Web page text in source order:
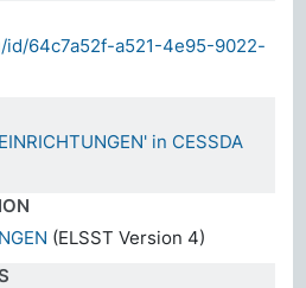
id/64c7a52f-a521-4e95-9022-
in CESSDA
(ELSST Version 4)